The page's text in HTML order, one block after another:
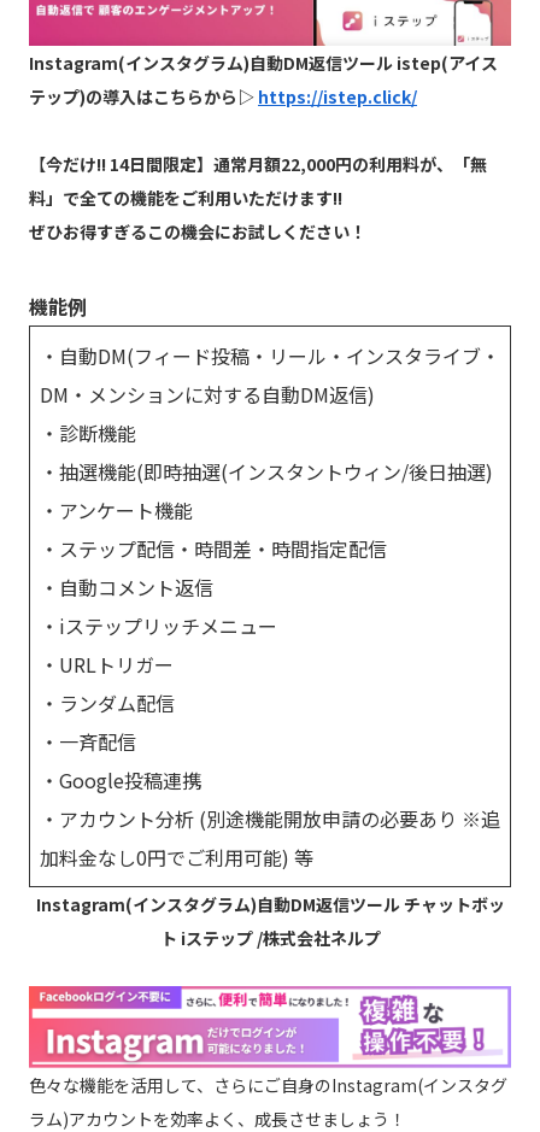
Instagram(インスタグラム)自動DM返信ツール istep(アイス
テップ)の導入はこちらから▷ https://istep.click/
【今だけ!! 14日間限定】通常月額22,000円の利用料が、「無
料」で全ての機能をご利用いただけます!!
ぜひお得すぎるこの機会にお試しください！
機能例
・自動DM(フィード投稿・リール・インスタライブ・
DM・メンションに対する自動DM返信)
・診断機能
・抽選機能(即時抽選(インスタントウィン/後日抽選)
・アンケート機能
・ステップ配信・時間差・時間指定配信
・自動コメント返信
・iステップリッチメニュー
・URLトリガー
・ランダム配信
・一斉配信
・Google投稿連携
・アカウント分析 (別途機能開放申請の必要あり ※追
加料金なし0円でご利用可能) 等
Instagram(インスタグラム)自動DM返信ツール チャットボッ
ト iステップ /株式会社ネルプ
色々な機能を活用して、さらにご自身のInstagram(インスタグ
ラム)アカウントを効率よく、成長させましょう！